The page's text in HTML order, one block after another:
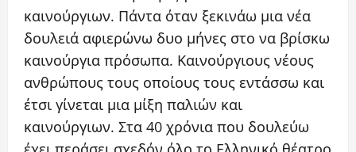
καινούργιων. Πάντα όταν ξεκινάω μια νέα
δουλειά αφιερώνω δυο μήνες στο να βρίσκω
καινούργια πρόσωπα. Καινούργιους νέους
ανθρώπους τους οποίους τους εντάσσω και
έτσι γίνεται μια μίξη παλιών και
καινούργιων. Στα 40 χρόνια που δουλεύω